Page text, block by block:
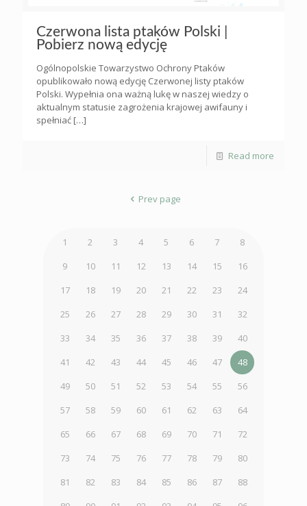
Czerwona lista ptaków Polski |
Pobierz nową edycję
Ogólnopolskie Towarzystwo Ochrony Ptaków
opublikowało nową edycję Czerwonej listy ptaków
Polski. Wypełnia ona ważną lukę w naszej wiedzy o
aktualnym statusie zagrożenia krajowej awifauny i
spełniać […]
Read more
Prev page
1 2 3 4 5 6 7
8
9
10 11 12 13 14 15
16
17
18 19 20 21 22 23
24
25
26 27 28 29 30 31
32
33
34 35 36 37 38 39
40
41
42 43 44 45 46 47
48
49
50 51 52 53 54 55
56
57
58 59 60 61 62 63
64
65
66 67 68 69 70 71
72
73
74 75 76 77 78 79
80
81
82 83 84 85 86 87
88